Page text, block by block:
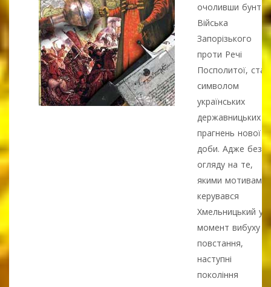
очоливши бунт
Війська
Запорізького
проти Речі
Посполитої, став
символом
українських
державницьких
прагнень нової
доби. Адже без
огляду на те,
якими мотивами
керувався
Хмельницький у
момент вибуху
повстання,
наступні
покоління